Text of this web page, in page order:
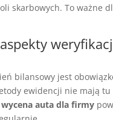
skarbowych. To ważne
bilansowy jest
ewidencji nie mają tu
wycena auta dla firmy